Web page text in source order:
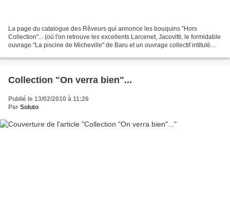
La page du catalogue des Rêveurs qui annonce les bouquins "Hors
Collection"... (où l'on retrouve les excellents Larcenet, Jacovitti, le formidable
ouvrage "La piscine de Micheville" de Baru et un ouvrage collectif intitulé
Collection "On verra bien"...
Publié le 13/02/2010 à 11:26
Par Soluto